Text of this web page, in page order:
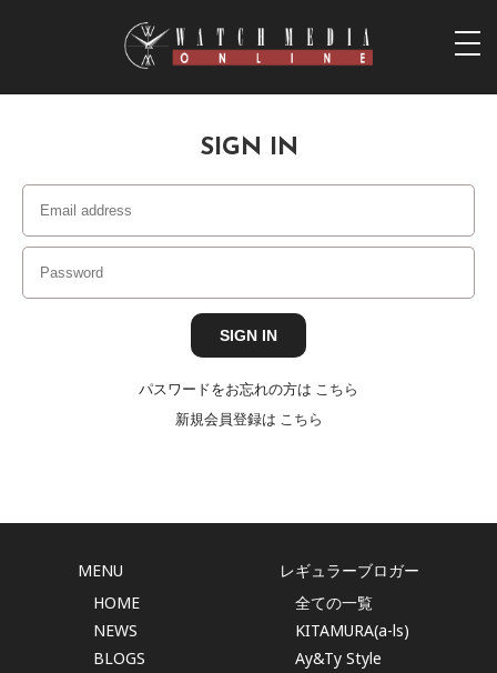
SIGN IN
パスワードをお忘れの方は こちら
新規会員登録は こちら
MENU
HOME
NEWS
BLOGS
レギュラーブロガー
全ての一覧
KITAMURA(a-ls)
Ay&Ty Style